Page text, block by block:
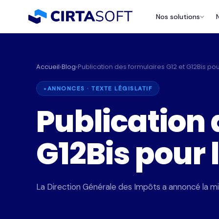
Nos solutions
Accueil›Blog›Publication des formulaires G12 et G12Bis
ANNONCES · TEXTE LÉGISLATIF
Publication
G12Bis
La Direction Générale des Impôts a annoncé la